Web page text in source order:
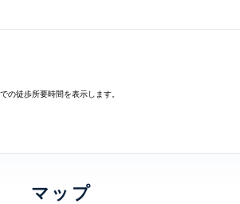
の徒歩所要時間を表示します。
マップ